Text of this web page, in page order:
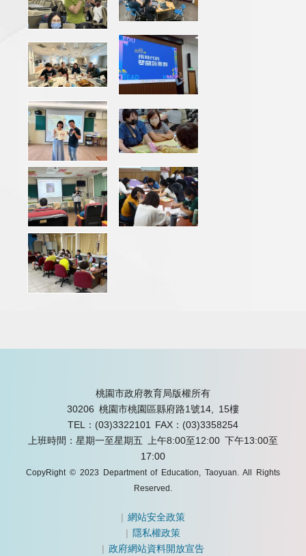
桃園市政府教育局版權所有
30206 桃園市桃園區縣府路1號14, 15樓
TEL：(03)3322101
FAX：(03)3358254
上班時間：星期一至星期五 上午8:00至12:00 下午13:00至
17:00
CopyRight © 2023 Department of Education, Taoyuan. All Rights
Reserved.
|網站安全政策
| 隱私權政策
|政府網站資料開放宣告